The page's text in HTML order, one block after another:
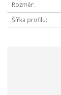
Rozměr
Šířka profilu